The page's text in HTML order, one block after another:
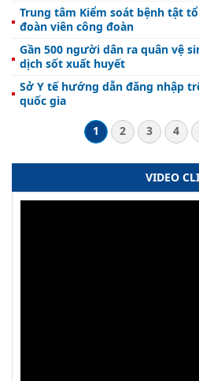
Trung tâm Kiểm soát bệnh tật
đoàn viên công đoàn
Gần 500 người dân ra quân vệ
dịch sốt xuất huyết
Sở Y tế hướng dẫn đăng nhập
quốc gia
1
2 3 4
VIDEO